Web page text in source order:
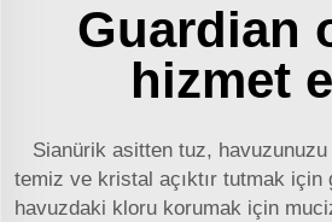
Guardian
hizmet
Sianürik asitten tuz,
temiz ve kristal açıktır tutmak için
havuzdaki kloru korumak için